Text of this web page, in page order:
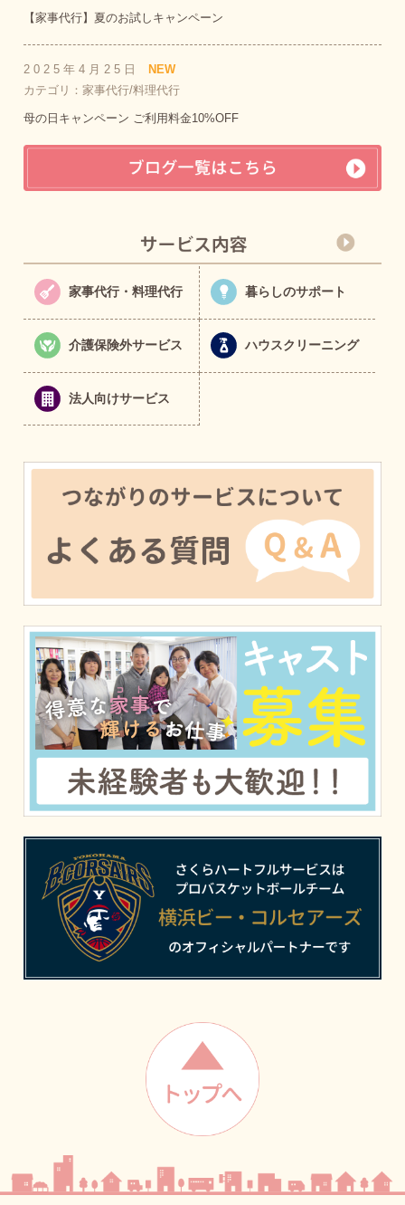
【家事代行】夏のお試しキャンペーン
2025年4月25日
NEW
カテゴリ：家事代行/料理代行
母の日キャンペーン ご利用料金10%OFF
家事代行・料理代行 暮らしのサポート
介護保険外サービス ハウスクリーニング
法人向けサービス